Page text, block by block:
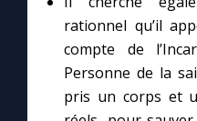
rationnel qu’il
compte de
Personne de la
pris un corps et